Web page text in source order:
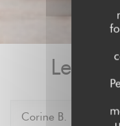
Les
Corine B